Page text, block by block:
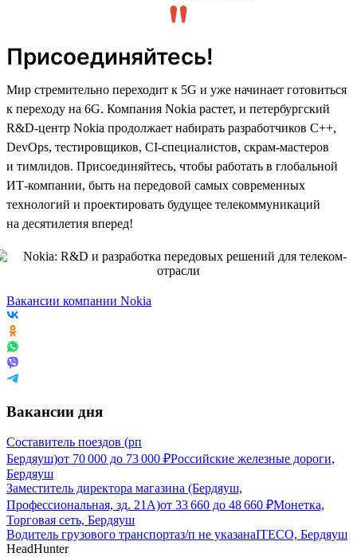
Присоединяйтесь!
Мир стремительно переходит к 5G и уже начинает готовиться
к переходу на 6G. Компания Nokia растет, и петербургский
R&D-центр Nokia продолжает набирать разработчиков C++,
DevOps, тестировщиков, CI-специалистов, скрам-мастеров
и тимлидов. Присоединяйтесь, чтобы работать в глобальной
ИТ-компании, быть на передовой самых современных
технологий и проектировать будущее телекоммуникаций
на десятилетия вперед!
Вакансии компании Nokia
Вакансии дня
Составитель поездов (рп
Бердяуш)от 70 000 до 73 000 ₽Российские железные дороги,
Бердяуш
Заместитель директора магазина (Бердяуш,
Профессиональная, зд. 21А)от 33 660 до 48 660 ₽Монетка,
Торговая сеть, Бердяуш
Водитель грузового транспортаз/п не указанаITECO, Бердяуш
HeadHunter